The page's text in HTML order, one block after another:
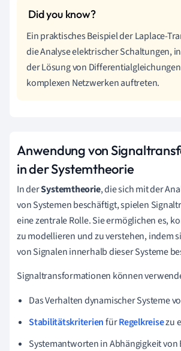
Ein praktisches Beispiel der Laplace-
die Analyse elektrischer Schaltungen,
der Lösung von
komplexen Netzwerken auftreten.
Anwendung von
in der Systemtheorie
In derSystemtheorie, die sich mit der
von Systemen beschäftigt, spielen
eine zentrale Rolle. Sie ermöglichen es,
zu modellieren und zu verstehen, indem
von Signalen innerhalb dieser Systeme
Signaltransformationen können
Das Verhalten dynamischer Systeme
StabilitätskriterienfürRegelkreisezu
Systemantworten in Abhängigkeit von